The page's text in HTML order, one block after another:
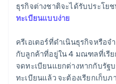
ธุรกิจต่างชาติจะได้รับประโย
ทะเบียนแบบง่าย
ครีเอเตอร์ที่ดําเนินธุรกิจหรือ
กับลูกค้าที่อยู่ใน 4 มณฑลที่เรี
จดทะเบียนแยกต่างหากกับรัฐ
ทะเบียนแล้ว จะต้องเรียกเก็บ